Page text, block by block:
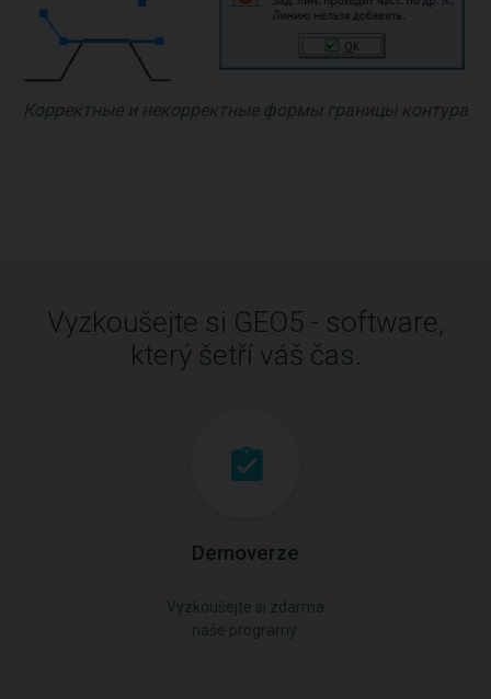
Корректные и некорректные формы границы контура
Vyzkoušejte si GEO5 - software,
který šetří váš čas.
Demoverze